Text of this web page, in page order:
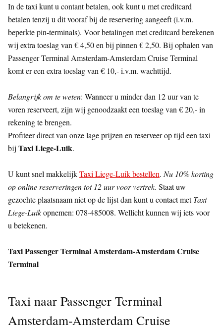
In de taxi kunt u contant betalen, ook kunt u met creditcard
betalen tenzij u dit vooraf bij de reservering aangeeft (i.v.m.
beperkte pin-terminals). Voor betalingen met creditcard berekenen
wij extra toeslag van € 4,50 en bij pinnen € 2,50. Bij ophalen van
Passenger Terminal Amsterdam-Amsterdam Cruise Terminal
komt er een extra toeslag van € 10,- i.v.m. wachttijd.
Belangrijk om te weten: Wanneer u minder dan 12 uur van te
voren reserveert, zijn wij genoodzaakt een toeslag van € 20,- in
rekening te brengen.
Profiteer direct van onze lage prijzen en reserveer op tijd een taxi
bij Taxi Liege-Luik.
U kunt snel makkelijkTaxi Liege-Luik bestellen. Nu 10% korting
op online reserveringen tot 12 uur voor vertrek. Staat uw
gezochte plaatsnaam niet op de lijst dan kunt u contact metTaxi
Liege-Luikopnemen: 078-485008. Wellicht kunnen wij iets voor
u betekenen.
Taxi Passenger Terminal Amsterdam-Amsterdam Cruise
Terminal
Taxi naar Passenger Terminal
Amsterdam-Amsterdam Cruise